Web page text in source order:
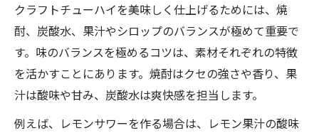
クラフトチューハイを美味しく仕上げるためには、焼
酎、炭酸水、果汁やシロップのバランスが極めて重要で
す。味のバランスを極めるコツは、素材それぞれの特徴
を活かすことにあります。焼酎はクセの強さや香り、果
汁は酸味や甘み、炭酸水は爽快感を担当します。
例えば、レモンサワーを作る場合は、レモン果汁の酸味